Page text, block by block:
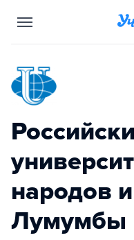
народов
Лумумбы